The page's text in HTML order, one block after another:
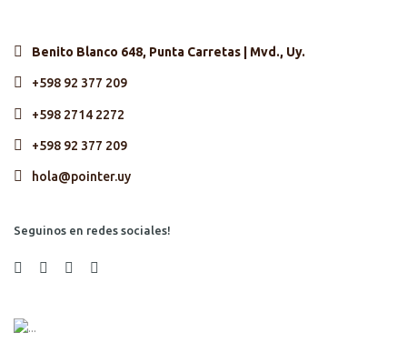
Benito Blanco 648, Punta Carretas | Mvd., Uy.
+598 92 377 209
+598 2714 2272
+598 92 377 209
hola@pointer.uy
Seguinos en redes sociales!